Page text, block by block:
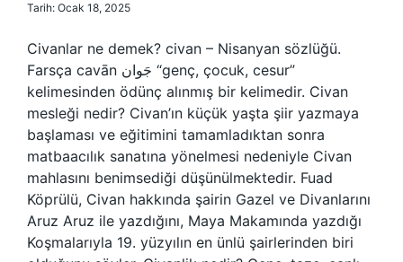
Tarih: Ocak 18, 2025
Civanlar ne demek? civan – Nisanyan sözlüğü.
Farsça cavān جَوان “genç, çocuk, cesur”
kelimesinden ödünç alınmış bir kelimedir. Civan
mesleği nedir? Civan’ın küçük yaşta şiir yazmaya
başlaması ve eğitimini tamamladıktan sonra
matbaacılık sanatına yönelmesi nedeniyle Civan
mahlasını benimsediği düşünülmektedir. Fuad
Köprülü, Civan hakkında şairin Gazel ve Divanlarını
Aruz Aruz ile yazdığını, Maya Makamında yazdığı
Koşmalarıyla 19. yüzyılın en ünlü şairlerinden biri